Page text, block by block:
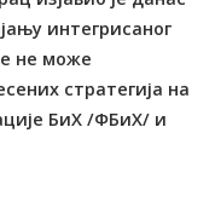
интегрисаног
не може
стратегија на
БиХ /ФБиХ/ и